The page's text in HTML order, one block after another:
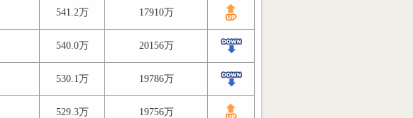
541.2万 17910万
540.0万 20156万
530.1万 19786万
529.3万 19756万